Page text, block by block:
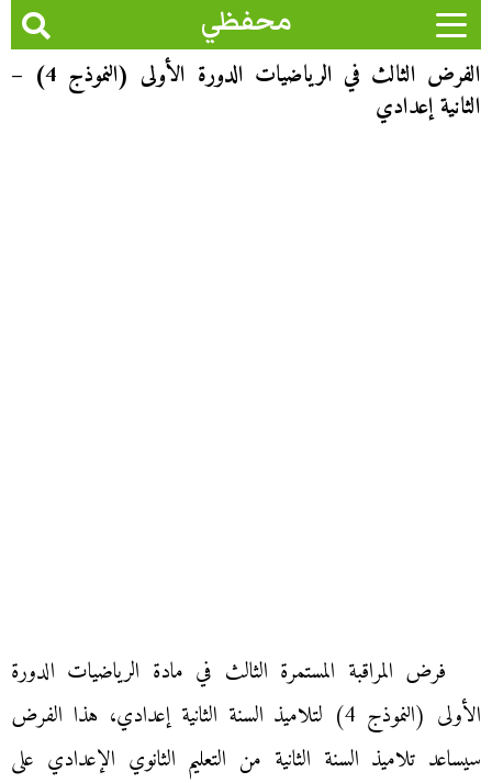
محفظي
الفرض الثالث في الرياضيات الدورة الأولى (النموذج 4) –
الثانية إعدادي
فرض المراقبة المستمرة الثالث في مادة الرياضيات الدورة
الأولى (النموذج 4) لتلاميذ السنة الثانية إعدادي، هذا الفرض
سيساعد تلاميذ السنة الثانية من التعليم الثانوي الإعدادي على